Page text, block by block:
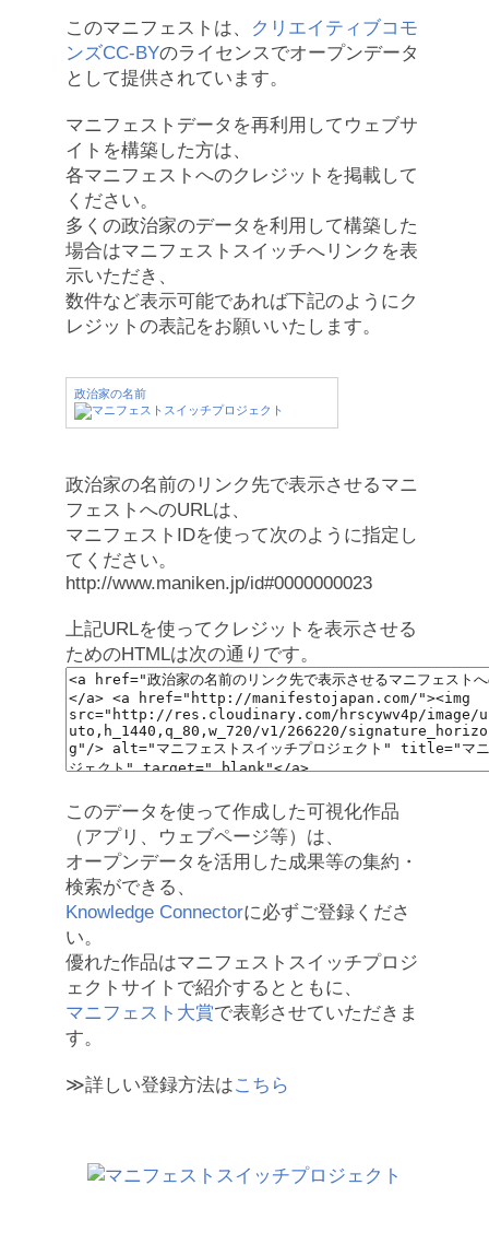
このマニフェストは、
クリエイティブコモ
ンズCC-BYのライセンスでオープンデータ
として提供されています。
マニフェストデータを再利用してウェブサ
イトを構築した方は、
各マニフェストへのクレジットを掲載して
ください。
多くの政治家のデータを利用して構築した
場合はマニフェストスイッチへリンクを表
示いただき、
数件など表示可能であれば下記のようにク
レジットの表記をお願いいたします。
政治家の名前
政治家の名前のリンク先で表示させるマニ
フェストへのURLは、
マニフェストIDを使って次のように指定し
てください。
http://www.maniken.jp/id#0000000023
上記URLを使ってクレジットを表示させる
ためのHTMLは次の通りです。
このデータを使って作成した可視化作品
（アプリ、ウェブページ等）は、
オープンデータを活用した成果等の集約・
検索ができる、
Knowledge Connectorに必ずご登録くださ
い。
優れた作品はマニフェストスイッチプロジ
ェクトサイトで紹介するとともに、
マニフェスト大賞で表彰させていただきま
す。
≫詳しい登録方法はこちら